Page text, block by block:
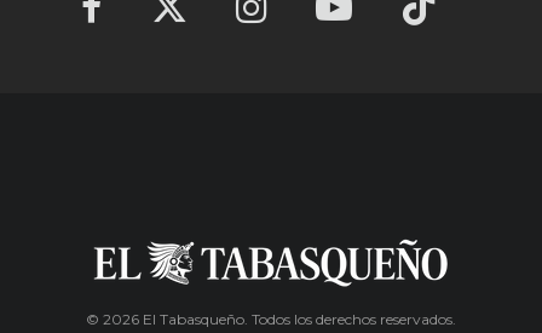
© 2026 El Tabasqueño. Todos los derechos reservados.